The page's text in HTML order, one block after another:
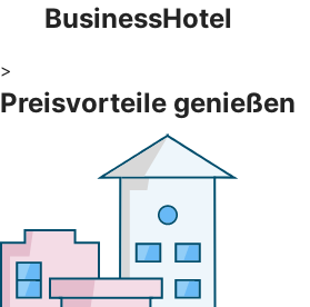
BusinessHotel
>
Preisvorteile genießen